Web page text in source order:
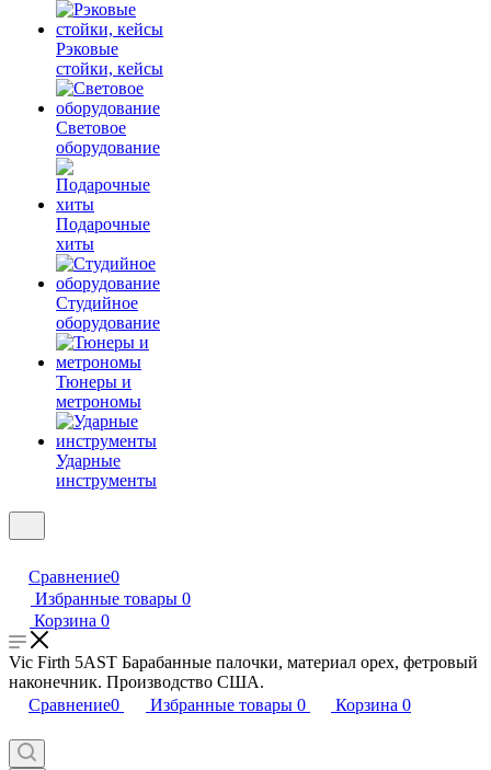
Рэковые
стойки, кейсы
Световое
оборудование
Подарочные
хиты
Студийное
оборудование
Тюнеры и
метрономы
Ударные
инструменты
Сравнение0
Избранные товары 0
Корзина 0
Vic Firth 5AST Барабанные палочки, материал орех, фетровый
наконечник. Производство США.
Сравнение0 Избранные товары 0 Корзина 0